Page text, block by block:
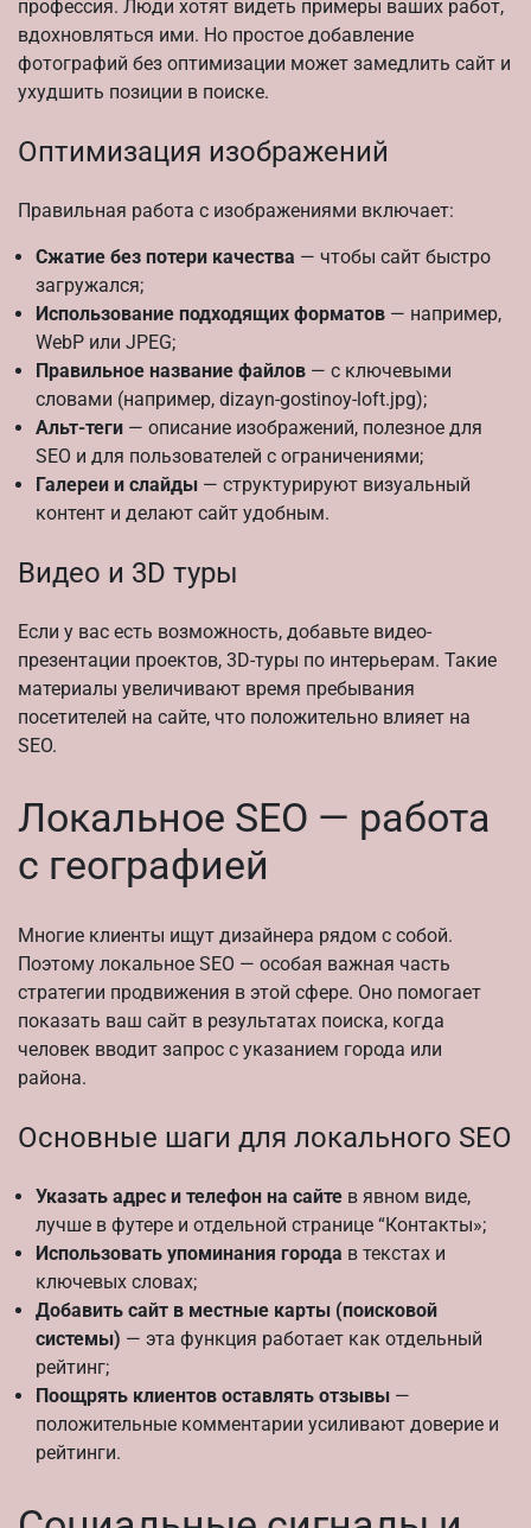
профессия. Люди хотят видеть примеры ваших работ,
вдохновляться ими. Но простое добавление
фотографий без оптимизации может замедлить сайт и
ухудшить позиции в поиске.
Оптимизация изображений
Правильная работа с изображениями включает:
Сжатие без потери качества — чтобы сайт быстро
загружался;
Использование подходящих форматов — например,
WebP или JPEG;
Правильное название файлов — с ключевыми
словами (например, dizayn-gostinoy-loft.jpg);
Альт-теги — описание изображений, полезное для
SEO и для пользователей с ограничениями;
Галереи и слайды — структурируют визуальный
контент и делают сайт удобным.
Видео и 3D туры
Если у вас есть возможность, добавьте видео-
презентации проектов, 3D-туры по интерьерам. Такие
материалы увеличивают время пребывания
посетителей на сайте, что положительно влияет на
SEO.
Локальное SEO — работа
с географией
Многие клиенты ищут дизайнера рядом с собой.
Поэтому локальное SEO — особая важная часть
стратегии продвижения в этой сфере. Оно помогает
показать ваш сайт в результатах поиска, когда
человек вводит запрос с указанием города или
района.
Основные шаги для локального SEO
Указать адрес и телефон на сайте в явном виде,
лучше в футере и отдельной странице “Контакты»;
Использовать упоминания города в текстах и
ключевых словах;
Добавить сайт в местные карты (поисковой
системы) — эта функция работает как отдельный
рейтинг;
Поощрять клиентов оставлять отзывы —
положительные комментарии усиливают доверие и
рейтинги.